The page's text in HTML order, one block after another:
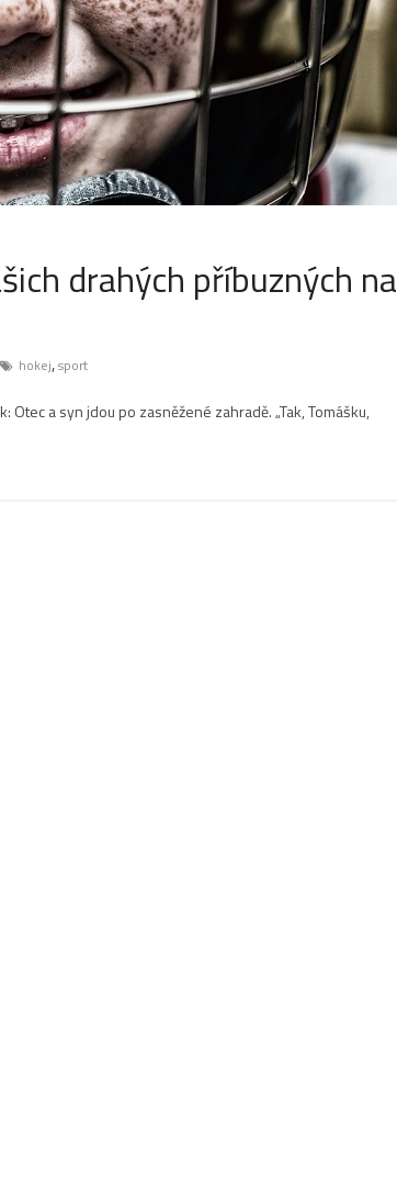
drahých příbuzných na
hokej,sport
a syn jdou po zasněžené zahradě. „Tak, Tomášku,